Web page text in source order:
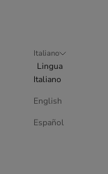
Italiano
Lingua
Italiano
English
Español